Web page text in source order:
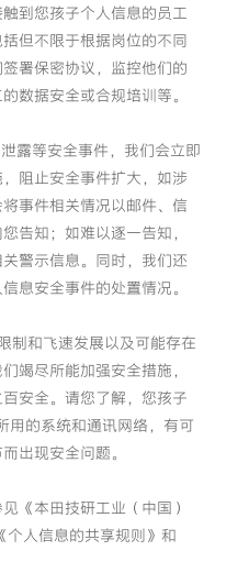
到您孩子个人信息的员工
但不限于根据岗位的不同
署保密协议，监控他们的
数据安全或合规培训等。
露等安全事件，我们会立即
阻止安全事件扩大，如涉
事件相关情况以邮件、信
告知；如难以逐一告知，
警示信息。同时，我们还
息安全事件的处置情况。
制和飞速发展以及可能存在
竭尽所能加强安全措施，
安全。请您了解，您孩子
用的系统和通讯网络，有可
出现安全问题。
《本田技研工业（中国）
个人信息的共享规则》和